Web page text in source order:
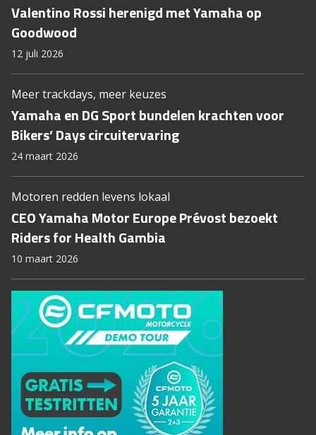
Valentino Rossi herenigd met Yamaha op
Goodwood
12 juli 2026
Meer trackdays, meer keuzes
Yamaha en DG Sport bundelen krachten voor
Bikers’ Days circuitervaring
24 maart 2026
Motoren redden levens lokaal
CEO Yamaha Motor Europe Prévost bezoekt
Riders for Health Gambia
10 maart 2026